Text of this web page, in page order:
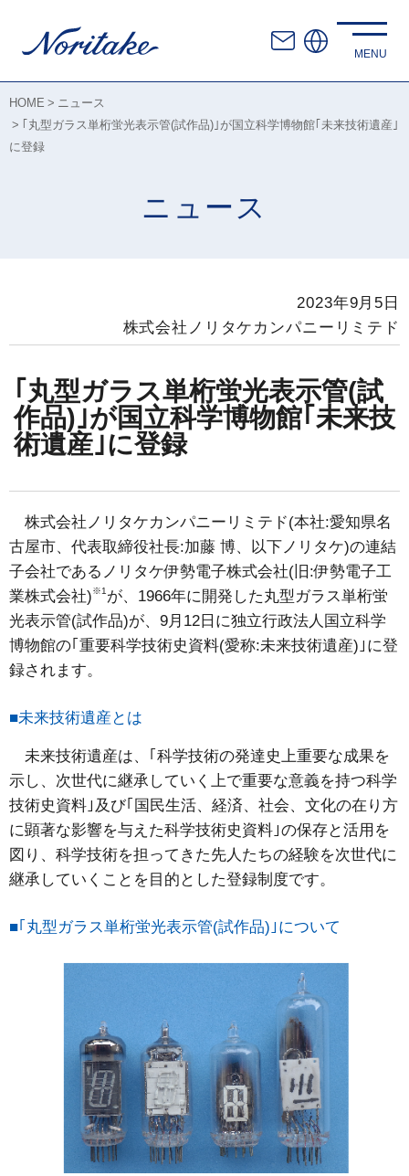
HOME
ニュース
｢丸型ガラス単桁蛍光表示管(試作品)｣が国立科学博物館｢未来技術遺産｣
に登録
ニュース
2023年9月5日
株式会社ノリタケカンパニーリミテド
｢丸型ガラス単桁蛍光表示管(試
作品)｣が国立科学博物館｢未来技
術遺産｣に登録
株式会社ノリタケカンパニーリミテド(本社:愛知県名
古屋市、代表取締役社長:加藤 博、以下ノリタケ)の連結
子会社であるノリタケ伊勢電子株式会社(旧:伊勢電子工
業株式会社)※1 が、1966年に開発した丸型ガラス単桁蛍
光表示管(試作品)が、9月12日に独立行政法人国立科学
博物館の｢重要科学技術史資料(愛称:未来技術遺産)｣に登
録されます。
■未来技術遺産とは
未来技術遺産は、｢科学技術の発達史上重要な成果を
示し、次世代に継承していく上で重要な意義を持つ科学
技術史資料｣及び｢国民生活、経済、社会、文化の在り方
に顕著な影響を与えた科学技術史資料｣の保存と活用を
図り、科学技術を担ってきた先人たちの経験を次世代に
継承していくことを目的とした登録制度です。
■｢丸型ガラス単桁蛍光表示管(試作品)｣について